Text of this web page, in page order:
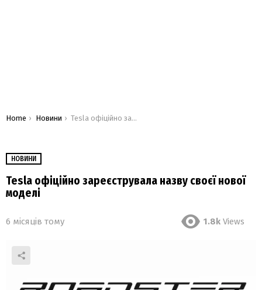
You are here:
Home Новини Tesla офіційно зареєструвала назву своєї нової моделі
НОВИНИ
Tesla офіційно зареєструвала назву своєї нової
моделі
6 місяців тому 1.8k Views